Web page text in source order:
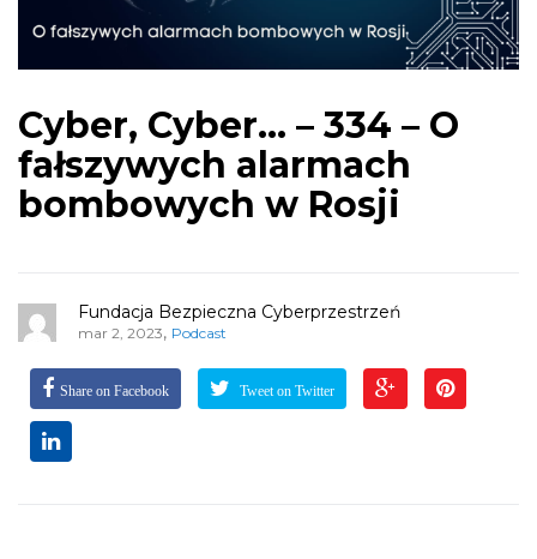
Cyber, Cyber… – 334 – O
fałszywych alarmach
bombowych w Rosji
Fundacja Bezpieczna Cyberprzestrzeń
mar 2, 2023, Podcast
Share on Facebook Tweet on Twitter